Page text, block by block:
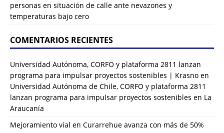
personas en situación de calle ante nevazones y
temperaturas bajo cero
COMENTARIOS RECIENTES
Universidad Autónoma, CORFO y plataforma 2811 lanzan
programa para impulsar proyectos sostenibles | Krasno en
Universidad Autónoma de Chile, CORFO y plataforma 2811
lanzan programa para impulsar proyectos sostenibles en La
Araucanía
Mejoramiento vial en Curarrehue avanza con más de 50%